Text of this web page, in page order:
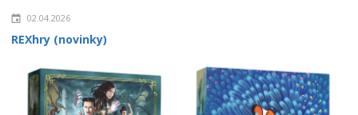
02.04.2026
REXhry (novinky)